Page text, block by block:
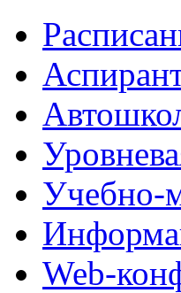
Учебно-
Web-